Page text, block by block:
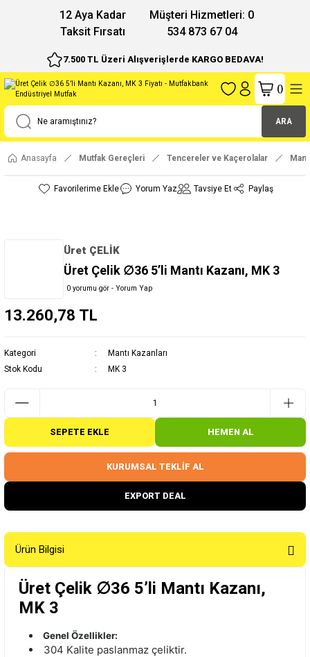
12 Aya Kadar
Taksit Fırsatı
Müşteri Hizmetleri: 0
534 873 67 04
7.500 TL Üzeri Alışverişlerde KARGO BEDAVA!
ARA
()
Anasayfa Mutfak Gereçleri Tencereler ve Kaçerolalar
Yorum Yaz Tavsiye Et Paylaş
Üret ÇELİK
Üret Çelik ∅36 5’li Mantı Kazanı, MK 3
0 yorumu gör - Yorum Yap
13.260,78 TL
Kategori
Mantı Kazanları
Stok Kodu
MK 3
SEPETE EKLE HEMEN AL
KURUMSAL TEKLİF AL
EXPORT DEAL
Ürün Bilgisi
Üret Çelik ∅36 5’li Mantı Kazanı,
MK 3
Genel Özellikler:
304 Kalite paslanmaz çeliktir.